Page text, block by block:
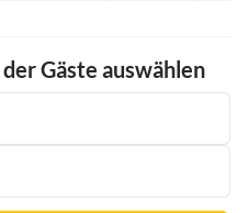
Gäste auswählen